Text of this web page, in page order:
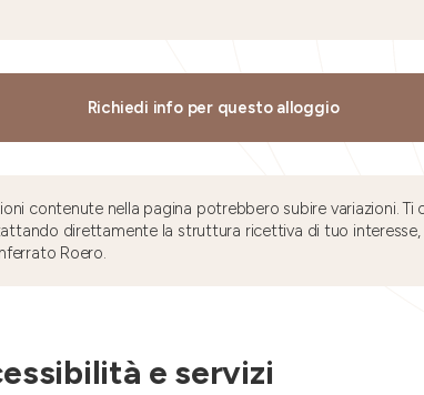
Richiedi info per questo alloggio
contenute nella pagina potrebbero subire variazioni.
direttamente la struttura ricettiva di tuo interesse,
Roero.
e servizi